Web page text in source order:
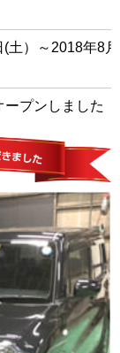
土）～2018年8
プンしました